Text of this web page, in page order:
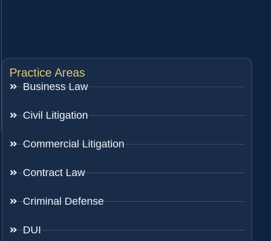
Practice Areas
Business Law
Civil Litigation
Commercial Litigation
Contract Law
Criminal Defense
DUI